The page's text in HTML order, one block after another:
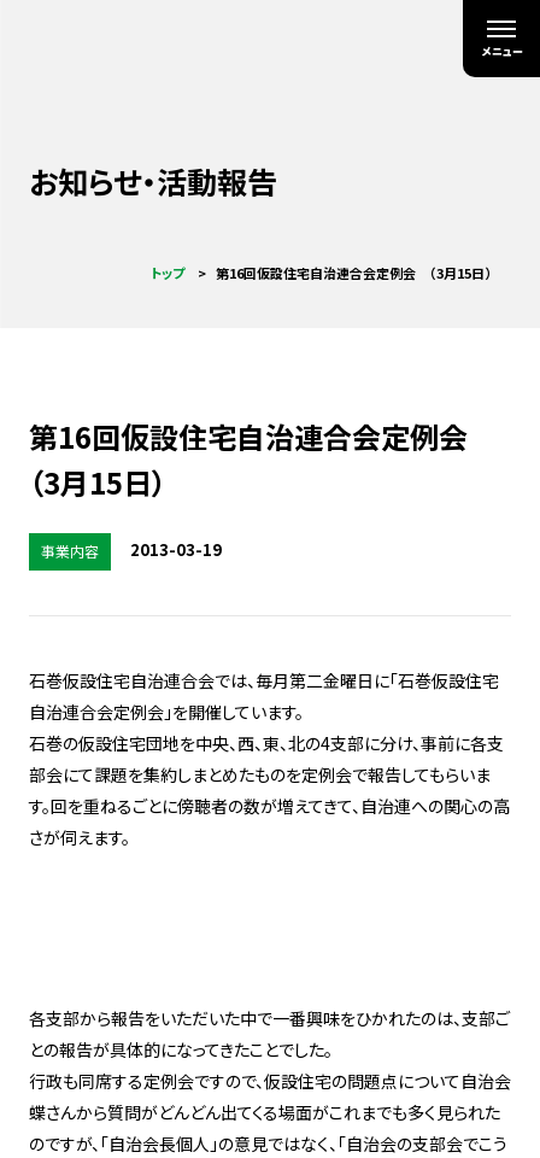
お知らせ・活動報告
トップ 第16回仮設住宅自治連合会定例会 （3月15日）
第16回仮設住宅自治連合会定例会
（3月15日）
事業内容 2013-03-19
石巻仮設住宅自治連合会では、毎月第二金曜日に「石巻仮設住宅
自治連合会定例会」を開催しています。
石巻の仮設住宅団地を中央、西、東、北の4支部に分け、事前に各支
部会にて課題を集約しまとめたものを定例会で報告してもらいま
す。回を重ねるごとに傍聴者の数が増えてきて、自治連への関心の高
さが伺えます。
各支部から報告をいただいた中で一番興味をひかれたのは、支部ご
との報告が具体的になってきたことでした。
行政も同席する定例会ですので、仮設住宅の問題点について自治会
蝶さんから質問がどんどん出てくる場面がこれまでも多く見られた
のですが、「自治会長個人」の意見ではなく、「自治会の支部会でこう